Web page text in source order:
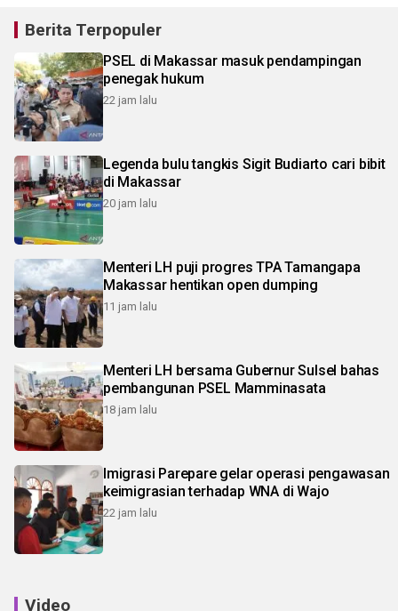
Berita Terpopuler
PSEL di Makassar masuk pendampingan
penegak hukum
22 jam lalu
Legenda bulu tangkis Sigit Budiarto cari bibit
di Makassar
20 jam lalu
Menteri LH puji progres TPA Tamangapa
Makassar hentikan open dumping
11 jam lalu
Menteri LH bersama Gubernur Sulsel bahas
pembangunan PSEL Mamminasata
18 jam lalu
Imigrasi Parepare gelar operasi pengawasan
keimigrasian terhadap WNA di Wajo
22 jam lalu
Video